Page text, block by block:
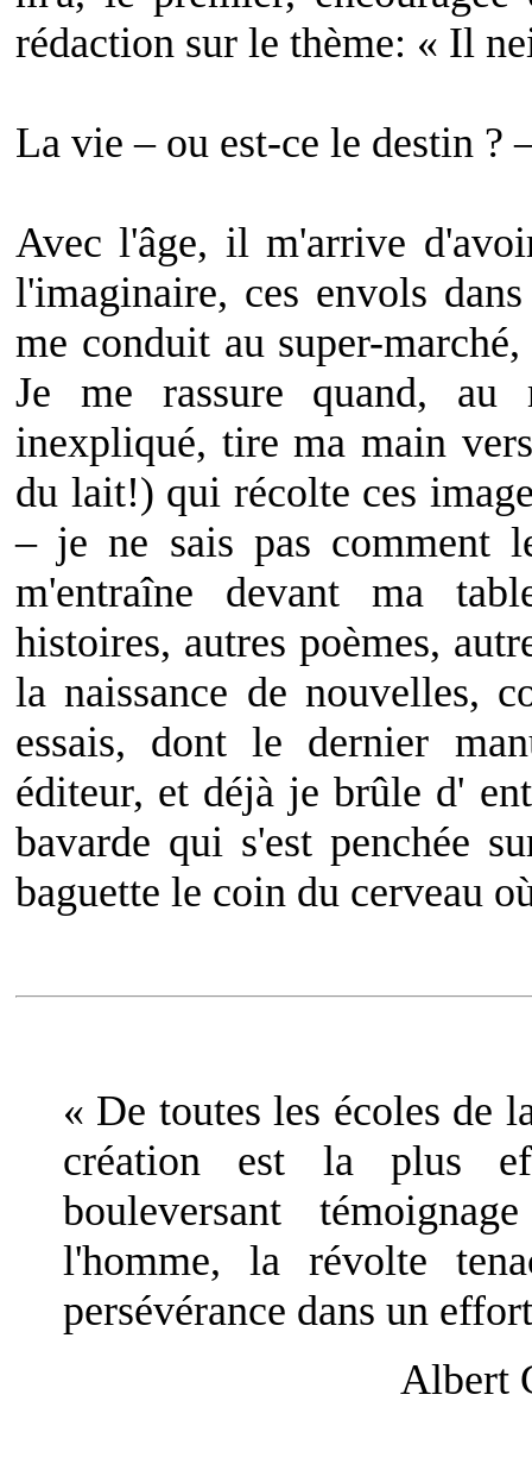
rédaction sur le thème: « Il
La vie – ou est-ce le destin ?
Avec l'âge, il m'arrive
l'imaginaire, ces envols
me conduit au super-
Je me rassure quand,
inexpliqué, tire ma main
du lait!) qui récolte ces
– je ne sais pas comment
m'entraîne devant ma
histoires, autres poèmes,
la naissance de nouvelles,
essais, dont le dernier
éditeur, et déjà je brûle d'
bavarde qui s'est penchée
baguette le coin du cerveau
« De toutes les écoles de
création est la plus
bouleversant
l'homme, la révolte
persévérance dans un
Albert